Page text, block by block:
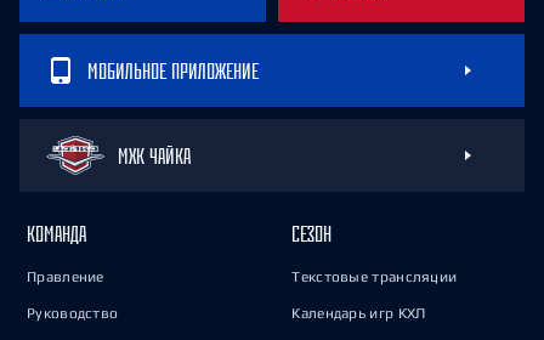
МОБИЛЬНОЕ ПРИЛОЖЕНИЕ
МХК ЧАЙКА
КОМАНДА
Правление
Руководство
СЕЗОН
Текстовые трансляции
Календарь игр КХЛ